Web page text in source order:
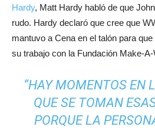
Hardy, Matt Hardy habló de que
rudo. Hardy declaró que cree que
mantuvo a Cena en el talón para
su trabajo con la Fundación Make-A-
“HAY MOMENTOS EN
QUE SE TOMAN
PORQUE LA